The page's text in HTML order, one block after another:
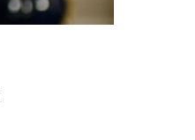
Oynatma